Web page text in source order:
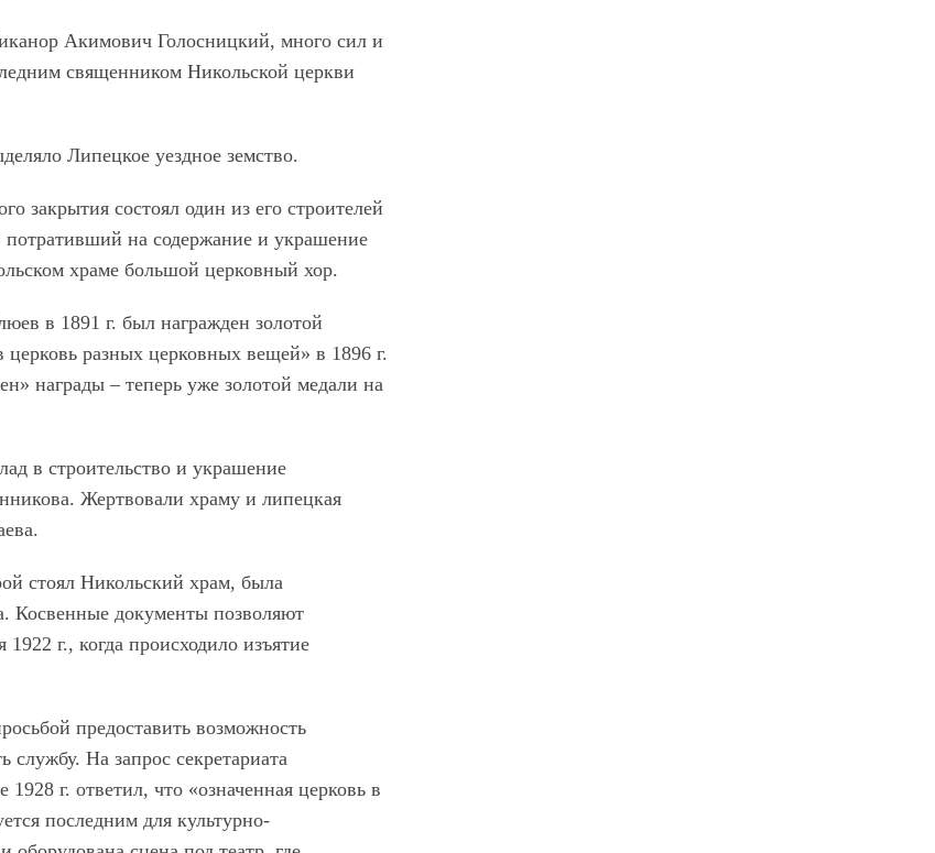
Акимович Голосницкий, много сил и
священником Никольской церкви
Липецкое уездное земство.
закрытия состоял один из его строителей
на содержание и украшение
храме большой церковный хор.
в 1891 г. был награжден золотой
церковь разных церковных вещей» в 1896 г.
награды – теперь уже золотой медали на
в строительство и украшение
Жертвовали храму и липецкая
стоял Никольский храм, была
Косвенные документы позволяют
г., когда происходило изъятие
предоставить возможность
службу. На запрос секретариата
г. ответил, что «означенная церковь в
последним для культурно-